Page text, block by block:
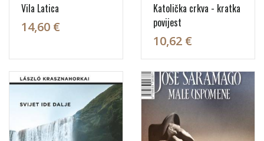
Vila Latica
14,60 €
Katolička crkva - kratka
povijest
10,62 €